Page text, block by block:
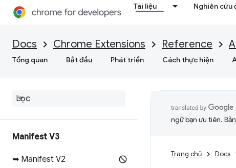
Tài liệu Nghiên cứu
Docs Chrome Extensions Reference
Tổng quan Bắt đầu Phát triển Cách thực hiện
Manifest V3
➡ Manifest V2
ngữ bạn ưu tiên.
Trang chủ Docs